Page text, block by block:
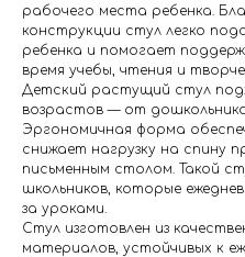
рабочего места ребенка.
конструкции стул легко
ребенка и помогает
время учебы, чтения и
Детский растущий стул
возрастов — от
Эргономичная форма
снижает нагрузку на спину
письменным столом. Такой
школьников, которые
за уроками.
Стул изготовлен из
материалов, устойчивых к